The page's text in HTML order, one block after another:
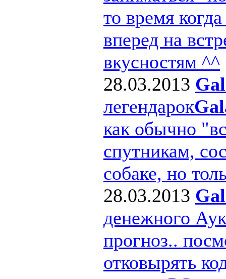
то время
вперед на
вкусностям ^^
28.03.2013
легендарок
как обычно
спутникам,
собаке, но
28.03.2013
денежного
прогноз..
отковырять